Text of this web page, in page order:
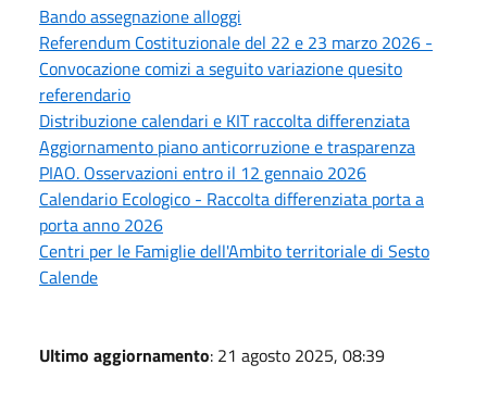
Bando assegnazione alloggi
Referendum Costituzionale del 22 e 23 marzo 2026 -
Convocazione comizi a seguito variazione quesito
referendario
Distribuzione calendari e KIT raccolta differenziata
Aggiornamento piano anticorruzione e trasparenza
PIAO. Osservazioni entro il 12 gennaio 2026
Calendario Ecologico - Raccolta differenziata porta a
porta anno 2026
Centri per le Famiglie dell'Ambito territoriale di Sesto
Calende
Ultimo aggiornamento: 21 agosto 2025, 08:39